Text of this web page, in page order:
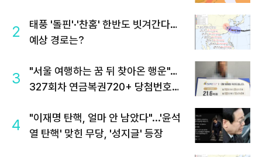
2
태풍 '돌핀'·'찬홈' 한반도 빗겨간다…
예상 경로는?
3
"서울 여행하는 꿈 뒤 찾아온 행운"…
327회차 연금복권720+ 당첨번호조
4
"이재명 탄핵, 얼마 안 남았다"...'윤석
열 탄핵' 맞힌 무당, '성지글' 등장